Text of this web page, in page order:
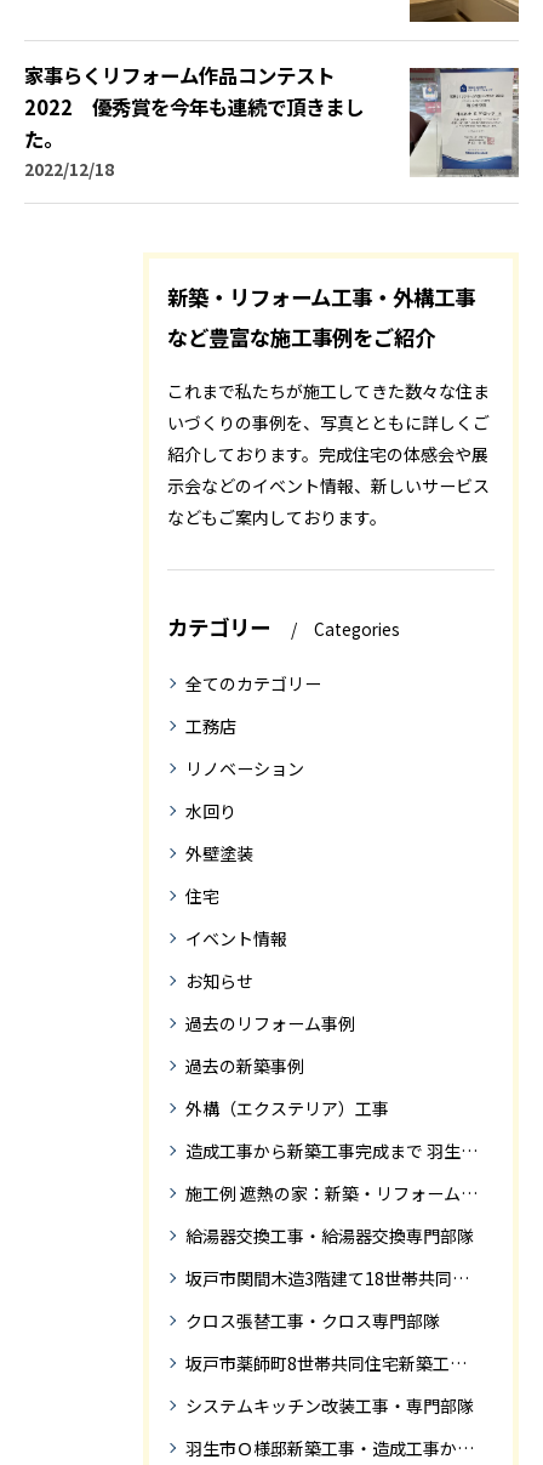
家事らくリフォーム作品コンテスト
2022 優秀賞を今年も連続で頂きまし
た。
2022/12/18
新築・リフォーム工事・外構工事
など豊富な施工事例をご紹介
これまで私たちが施工してきた数々な住ま
いづくりの事例を、写真とともに詳しくご
紹介しております。完成住宅の体感会や展
示会などのイベント情報、新しいサービス
などもご案内しております。
カテゴリー Categories
全てのカテゴリー
工務店
リノベーション
水回り
外壁塗装
住宅
イベント情報
お知らせ
過去のリフォーム事例
過去の新築事例
外構（エクステリア）工事
造成工事から新築工事完成まで 羽生市Ｓ様邸新築工事・
施工例 遮熱の家：新築・リフォーム ドローンにて空撮
給湯器交換工事・給湯器交換専門部隊
坂戸市関間木造3階建て18世帯共同住宅の完成迄紹介
クロス張替工事・クロス専門部隊
坂戸市薬師町8世帯共同住宅新築工事完成迄の紹介です
システムキッチン改装工事・専門部隊
羽生市Ｏ様邸新築工事・造成工事から住宅完成までの紹介